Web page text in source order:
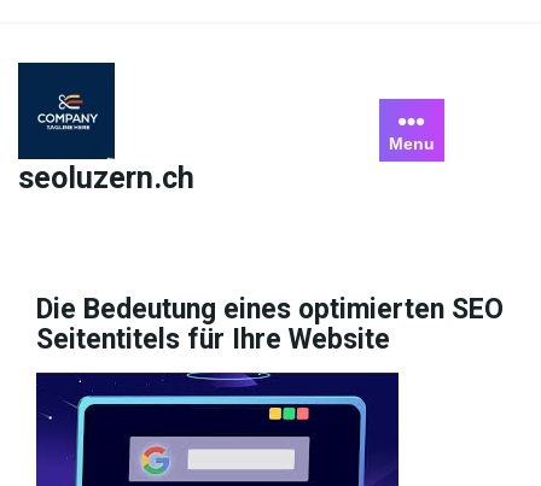
content
seoluzern.ch
Menu
Die Bedeutung eines optimierten SEO
Seitentitels für Ihre Website